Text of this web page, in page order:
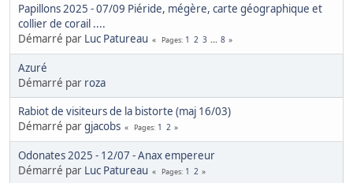
Papillons 2025 - 07/09 Piéride, mégère, carte géographique et
collier de corail ....
Démarré par Luc Patureau Pages 1 2 3 ... 8
Azuré
Démarré par roza
Rabiot de visiteurs de la bistorte (maj 16/03)
Démarré pargjacobs Pages 1 2
Odonates 2025 - 12/07 - Anax empereur
Démarré par Luc Patureau Pages 1 2